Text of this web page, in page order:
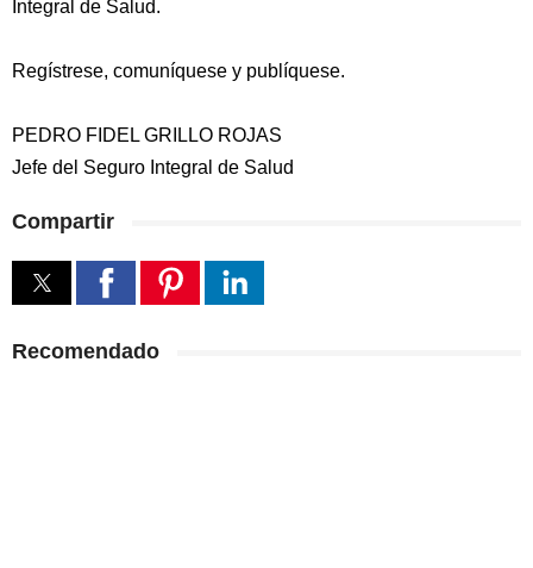
Integral de Salud.
Regístrese, comuníquese y publíquese.
PEDRO FIDEL GRILLO ROJAS
Jefe del Seguro Integral de Salud
Compartir
Recomendado